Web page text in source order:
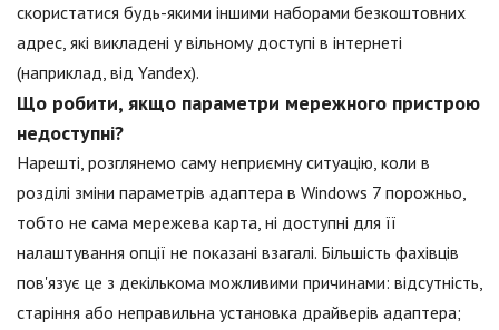
скористатися будь-якими іншими наборами безкоштовних
адрес, які викладені у вільному доступі в інтернеті
(наприклад, від Yandex).
Що робити, якщо параметри мережного пристрою
недоступні?
Нарешті, розглянемо саму неприємну ситуацію, коли в
розділі зміни параметрів адаптера в Windows 7 порожньо,
тобто не сама мережева карта, ні доступні для її
налаштування опції не показані взагалі. Більшість фахівців
пов'язує це з декількома можливими причинами: відсутність,
старіння або неправильна установка драйверів адаптера;